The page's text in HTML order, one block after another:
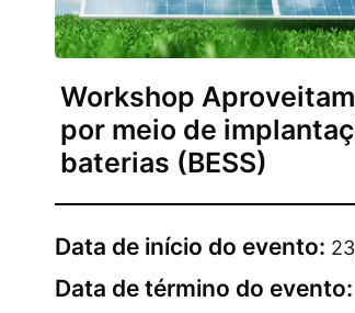
Workshop
por meio de
baterias (BESS)
Data de início do evento:
Data de término do evento: